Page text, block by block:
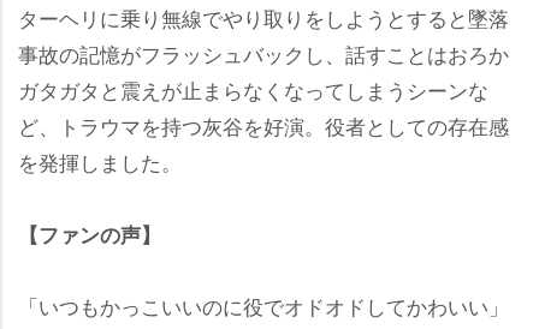
ターヘリに乗り無線でやり取りをしようとすると墜落
事故の記憶がフラッシュバックし、話すことはおろか
ガタガタと震えが止まらなくなってしまうシーンな
ど、トラウマを持つ灰谷を好演。役者としての存在感
を発揮しました。
【ファンの声】
「いつもかっこいいのに役でオドオドしてかわいい」